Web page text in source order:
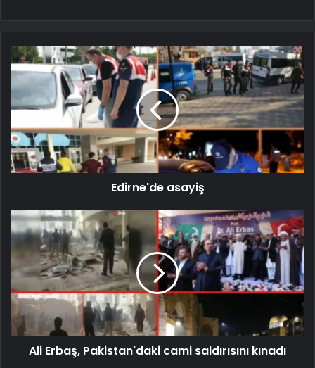
Edirne'de asayiş
Ali Erbaş, Pakistan'daki cami saldırısını kınadı